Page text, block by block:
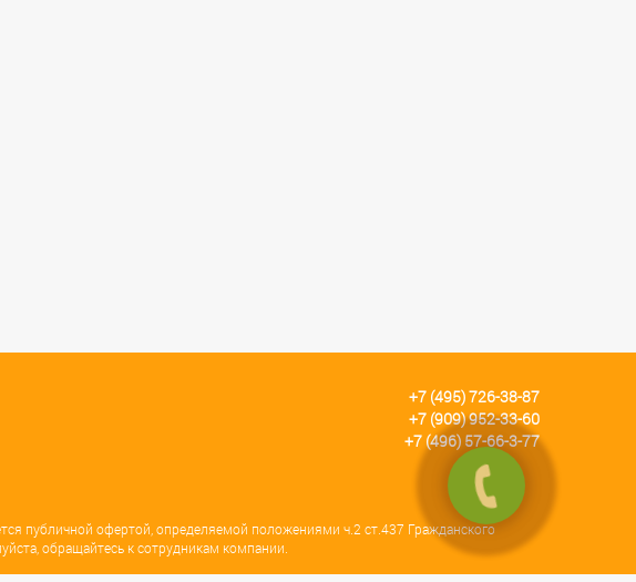
+7 (495) 726-38-87
+7 (909) 952-33-60
+7 (496) 57-66-3-77
публичной офертой, определяемой положениями ч.2 ст.437 Гражданского
обращайтесь к сотрудникам компании.